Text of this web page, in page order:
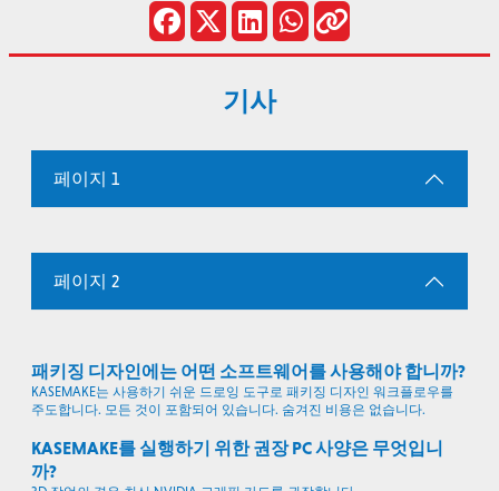
기사
페이지 1
페이지 2
패키징 디자인에는 어떤 소프트웨어를 사용해야 합니까?
KASEMAKE는 사용하기 쉬운 드로잉 도구로 패키징 디자인 워크플로우를
주도합니다. 모든 것이 포함되어 있습니다. 숨겨진 비용은 없습니다.
KASEMAKE를 실행하기 위한 권장 PC 사양은 무엇입니
까?